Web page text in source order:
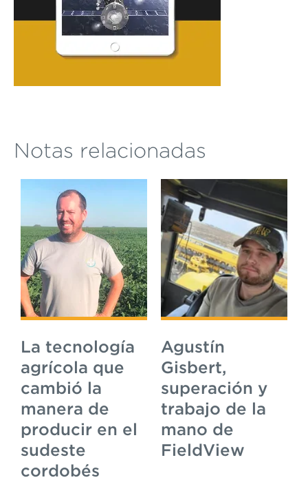
Notas relacionadas
La tecnología
agrícola que
cambió la
manera de
producir en el
sudeste
cordobés
Agustín
Gisbert,
superación y
trabajo de la
mano de
FieldView